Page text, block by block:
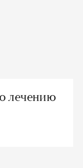
лечению